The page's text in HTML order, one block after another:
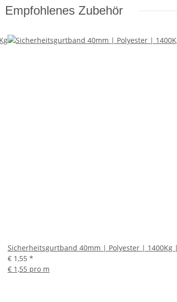
Empfohlenes Zubehör
Sicherheitsgurtband 40mm | Polyester | 1400Kg
€ 1,55 *
€ 1,55 pro m